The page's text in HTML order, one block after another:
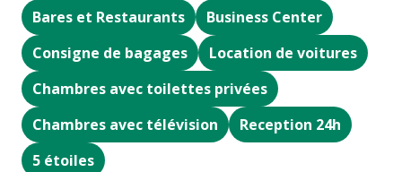
Bares et Restaurants
Business Center
Consigne de bagages
Location de voitures
Chambres avec toilettes privées
Chambres avec télévision
Reception 24h
5 étoiles